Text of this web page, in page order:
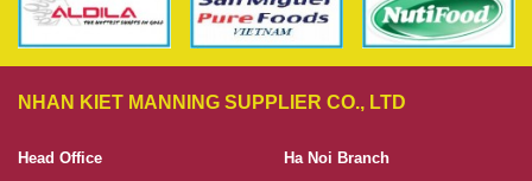
NHAN KIET MANNING SUPPLIER CO., LTD
Head Office Ha Noi Branch